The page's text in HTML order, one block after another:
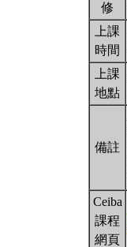
修
上課
時間
上課
地點
備註
Ceiba
課程
網頁